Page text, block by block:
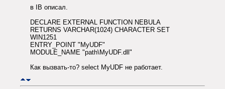
в IB описал.
DECLARE EXTERNAL FUNCTION NEBULA
RETURNS VARCHAR(1024) CHARACTER SET
WIN1251
ENTRY_POINT "MyUDF"
MODULE_NAME "path\MyUDF.dll"
Как вызвать-то? select MyUDF не работает.